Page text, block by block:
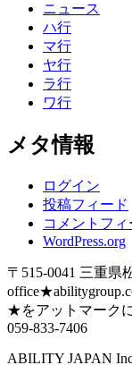
ニュース
ハ行
マ行
ヤ行
ラ行
ワ行
メタ情報
ログイン
投稿フィード
コメントフィ
WordPress.org
〒515-0041 三重県
★をアットマーク
059-833-7406
ABILITY JAPAN